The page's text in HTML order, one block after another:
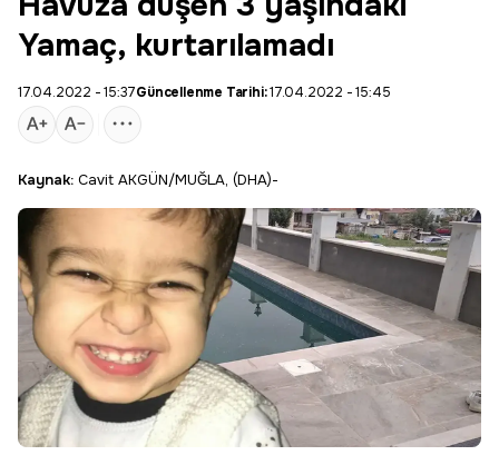
Yamaç, kurtarılamadı
17.04.2022 - 15:37Güncellenme Tarihi:17.04.2022 - 15:45
Kaynak: Cavit AKGÜN/MUĞLA, (DHA)-